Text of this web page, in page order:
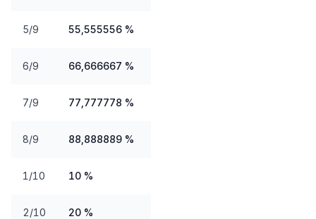
5/9 55,555556 %
6/9 66,666667 %
7/9 77,777778 %
8/9 88,888889 %
1/10 10 %
2/10 20 %